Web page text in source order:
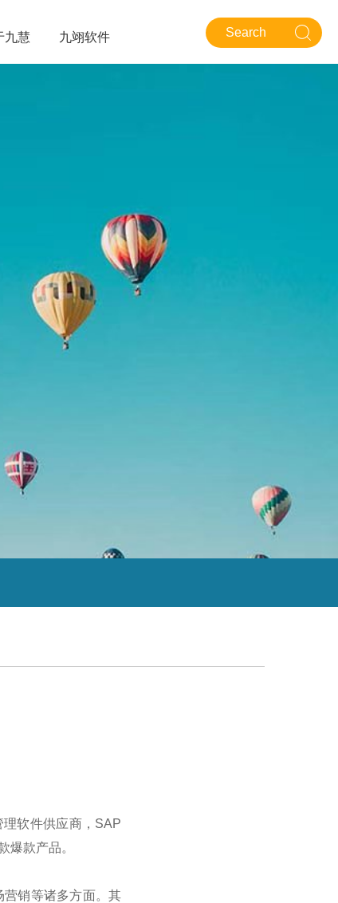
九慧 九翊软件
软件供应商， SAP
爆款产品。
销等诸多方面。其